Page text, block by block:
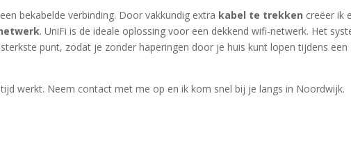
bekabelde verbinding. Door vakkundig extra kabel te trekken creëer ik
. UniFi is de ideale oplossing voor een dekkend wifi-netwerk. Het
punt, zodat je zonder haperingen door je huis kunt lopen tijdens
werkt. Neem contact met me op en ik kom snel bij je langs in Noordwijk.